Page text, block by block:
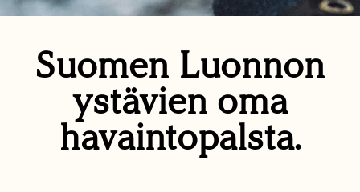
Suomen Luonnon
ystävien oma
havaintopalsta.